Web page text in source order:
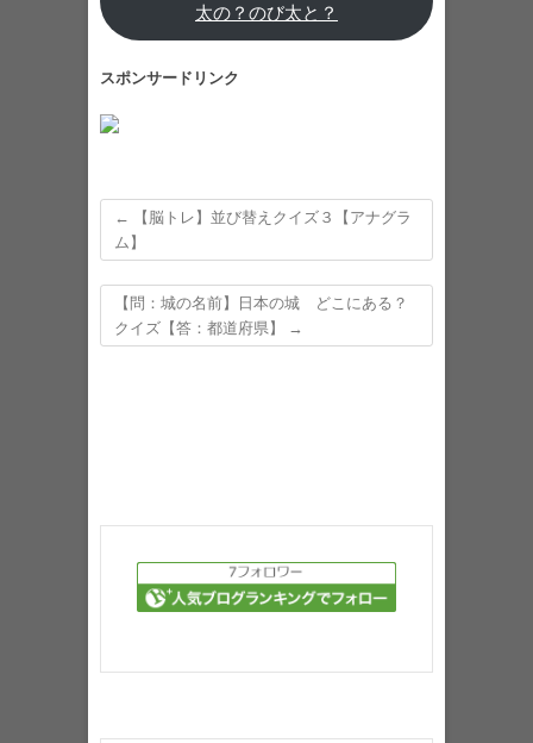
太の？のび太と？
スポンサードリンク
←
【脳トレ】並び替えクイズ３【アナグラ
ム】
【問：城の名前】日本の城 どこにある？
クイズ【答：都道府県】
→